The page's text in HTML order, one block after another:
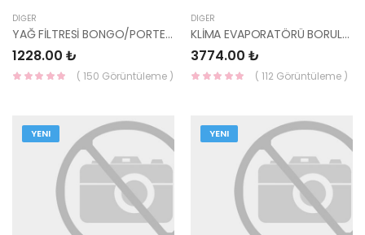
DIĞER
YAĞ FİLTRESİ BONGO/PORTER/STAREX/H100/KMY/H-350 26330-4A001 HMC
1228.00 ₺
( 150 Görüntüleme )
DIĞER
KLİMA EVAPORATÖRÜ BORULU VW GOLF/PASSAT 48-4401
3774.00 ₺
( 112 Görüntüleme )
YENI YENI